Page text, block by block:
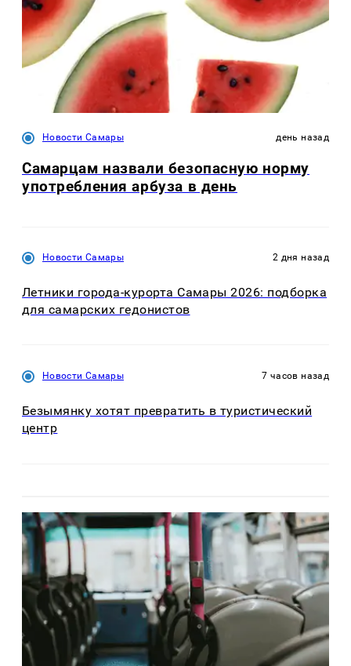
Новости Самары день назад
Самарцам назвали безопасную норму
употребления арбуза в день
Новости Самары 2 дня назад
Летники города-курорта Самары 2026: подборка
для самарских гедонистов
Новости Самары 7 часов назад
Безымянку хотят превратить в туристический
центр